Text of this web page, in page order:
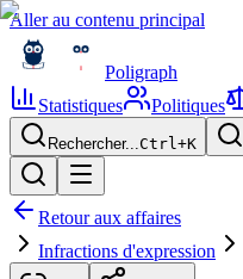
Aller au contenu principal
Poligraph
Statistiques
Politiques
Rechercher...Ctrl+K
Retour aux affaires
Infractions d'expression